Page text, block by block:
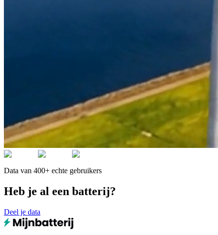
Data van 400+ echte gebruikers
Heb je al een batterij?
Deel je data